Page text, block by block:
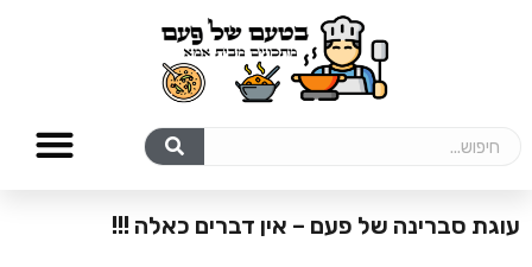
עוגת סברינה של פעם – אין דברים כאלה !!!